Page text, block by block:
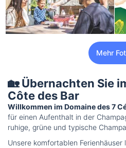
Mehr
🏡 Übernachten Sie
Côte des Bar
Willkommen im Domaine des 7
für einen Aufenthalt in der
ruhige, grüne und typische
Unsere komfortablen Ferienhäuser